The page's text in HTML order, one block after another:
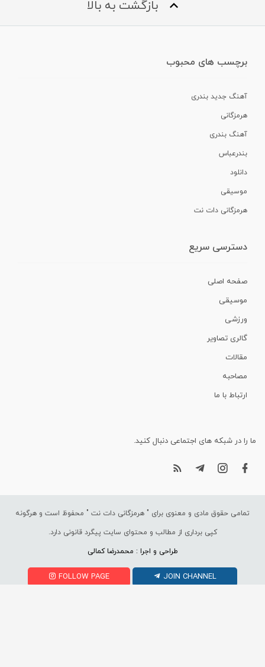
بازگشت به بالا
برچسب های محبوب
آهنگ جدید بندری
هرمزگانی
آهنگ بندری
بندرعباس
دانلود
موسیقی
هرمزگانی دات نت
دسترسی سریع
صفحه اصلی
موسیقی
ورزشی
گالری تصاویر
مقالات
مصاحبه
ارتباط با ما
ما را در شبکه های اجتماعی دنبال کنید.
تمامی حقوق مادی و معنوی برای " هرمزگانی دات نت " محفوظ است و هرگونه
کپی برداری از مطالب و محتوای سایت پیگرد قانونی دارد.
طراحی و اجرا : محمدرضا کمالی
FOLLOW PAGE JOIN CHANNEL